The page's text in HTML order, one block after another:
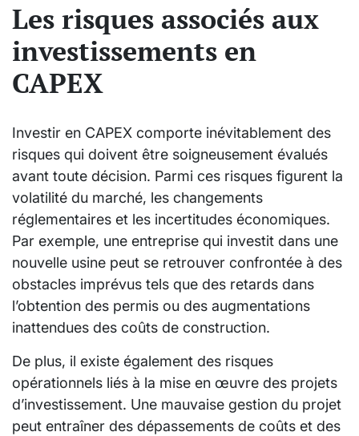
Les risques associés aux
investissements en
CAPEX
Investir en CAPEX comporte inévitablement des
risques qui doivent être soigneusement évalués
avant toute décision. Parmi ces risques figurent la
volatilité du marché, les changements
réglementaires et les incertitudes économiques.
Par exemple, une entreprise qui investit dans une
nouvelle usine peut se retrouver confrontée à des
obstacles imprévus tels que des retards dans
l’obtention des permis ou des augmentations
inattendues des coûts de construction.
De plus, il existe également des risques
opérationnels liés à la mise en œuvre des projets
d’investissement. Une mauvaise gestion du projet
peut entraîner des dépassements de coûts et des